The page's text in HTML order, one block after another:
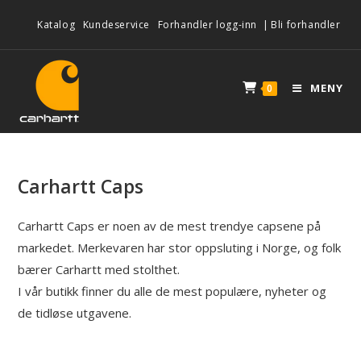
Katalog Kundeservice Forhandler logg-inn | Bli forhandler
0 MENY
Carhartt Caps
Carhartt Caps er noen av de mest trendye capsene på
markedet. Merkevaren har stor oppsluting i Norge, og folk
bærer Carhartt med stolthet.
I vår butikk finner du alle de mest populære, nyheter og
de tidløse utgavene.